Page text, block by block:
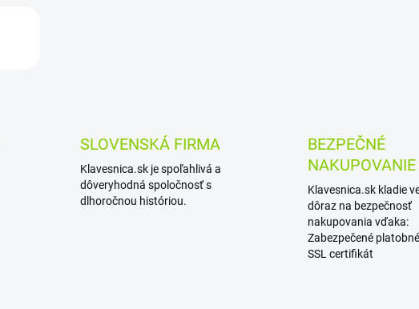
SLOVENSKÁ FIRMA
Klavesnica.sk je spoľahlivá a
dôveryhodná spoločnosť s
dlhoročnou históriou.
BEZPEČNÉ
NAKUPOVANIE
Klavesnica.sk kladie
dôraz na bezpečnosť
nakupovania vďaka:
Zabezpečené
SSL certifikát